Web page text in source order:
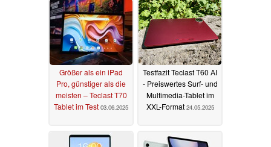
Größer als ein iPad
Pro, günstiger als die
meisten – Teclast T70
Tablet im Test 03.06.2025
Testfazit Teclast T60 AI
- Preiswertes Surf- und
Multimedia-Tablet im
XXL-Format 24.05.2025